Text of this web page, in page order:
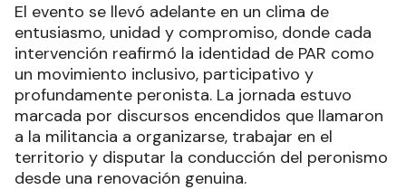
El evento se llevó adelante en un clima de
entusiasmo, unidad y compromiso, donde cada
intervención reafirmó la identidad de PAR como
un movimiento inclusivo, participativo y
profundamente peronista. La jornada estuvo
marcada por discursos encendidos que llamaron
a la militancia a organizarse, trabajar en el
territorio y disputar la conducción del peronismo
desde una renovación genuina.